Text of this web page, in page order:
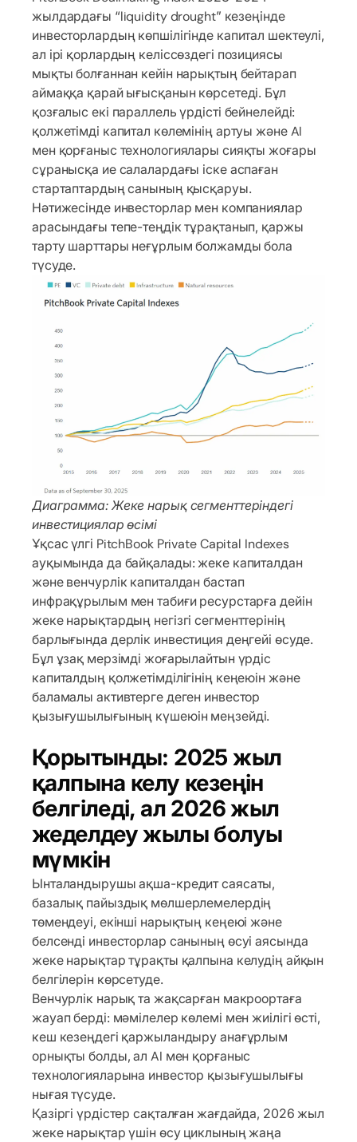
жылдардағы “liquidity drought” кезеңінде
инвесторлардың көпшілігінде капитал шектеулі,
ал ірі қорлардың келіссөздегі позициясы
мықты болғаннан кейін нарықтың бейтарап
аймаққа қарай ығысқанын көрсетеді. Бұл
қозғалыс екі параллель үрдісті бейнелейді:
қолжетімді капитал көлемінің артуы және AI
мен қорғаныс технологиялары сияқты жоғары
сұранысқа ие салалардағы іске аспаған
стартаптардың санының қысқаруы.
Нәтижесінде инвесторлар мен компаниялар
арасындағы тепе-теңдік тұрақтанып, қаржы
тарту шарттары неғұрлым болжамды бола
түсуде.
Диаграмма: Жеке нарық сегменттеріндегі
инвестициялар өсімі
Ұқсас үлгі PitchBook Private Capital Indexes
ауқымында да байқалады: жеке капиталдан
және венчурлік капиталдан бастап
инфрақұрылым мен табиғи ресурстарға дейін
жеке нарықтардың негізгі сегменттерінің
барлығында дерлік инвестиция деңгейі өсуде.
Бұл ұзақ мерзімді жоғарылайтын үрдіс
капиталдың қолжетімділігінің кеңеюін және
баламалы активтерге деген инвестор
қызығушылығының күшеюін меңзейді.
Қорытынды: 2025 жыл
қалпына келу кезеңін
белгіледі, ал 2026 жыл
жеделдеу жылы болуы
мүмкін
Ынталандырушы ақша-кредит саясаты,
базалық пайыздық мөлшерлемелердің
төмендеуі, екінші нарықтың кеңеюі және
белсенді инвесторлар санының өсуі аясында
жеке нарықтар тұрақты қалпына келудің айқын
белгілерін көрсетуде.
Венчурлік нарық та жақсарған макроортаға
жауап берді: мәмілелер көлемі мен жиілігі өсті,
кеш кезеңдегі қаржыландыру анағұрлым
орнықты болды, ал AI мен қорғаныс
технологияларына инвестор қызығушылығы
нығая түсуде.
Қазіргі үрдістер сақталған жағдайда, 2026 жыл
жеке нарықтар үшін өсу циклының жаңа